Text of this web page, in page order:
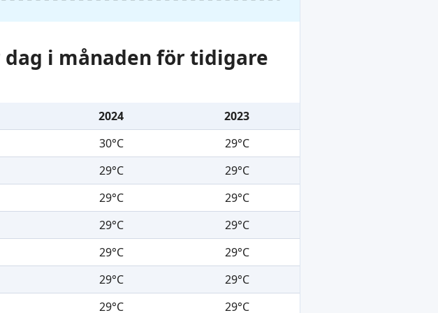
i månaden för tidigare
2024
2023
30°C
29°C
29°C
29°C
29°C
29°C
29°C
29°C
29°C
29°C
29°C
29°C
29°C 29°C